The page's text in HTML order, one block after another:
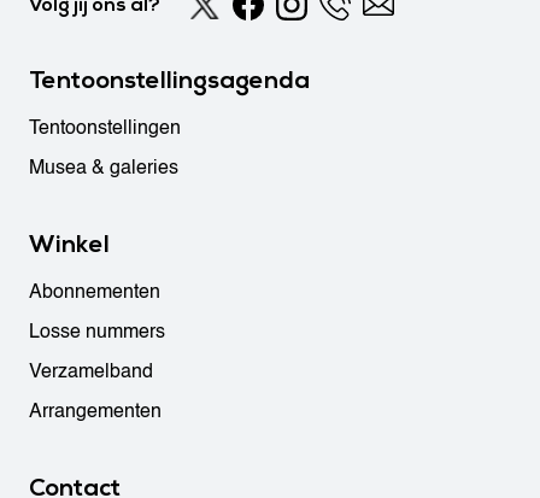
Tentoonstellingsagenda
Tentoonstellingen
Musea & galeries
Winkel
Abonnementen
Losse nummers
Verzamelband
Arrangementen
Contact